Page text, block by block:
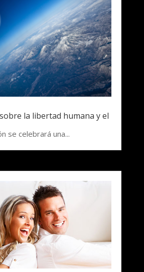
la libertad humana y el
se celebrará una...